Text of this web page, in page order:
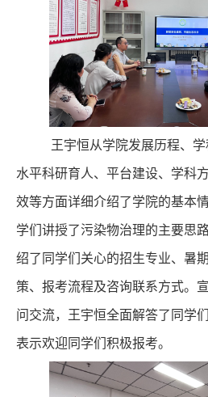
王宇恒从学院发展历程、
水平科研育人、平台建设、学科
效等方面详细介绍了学院的基本
学们讲授了污染物治理的主要思
绍了同学们关心的招生专业、暑
策、报考流程及咨询联系方式。
问交流，王宇恒全面解答了同学
表示欢迎同学们积极报考。